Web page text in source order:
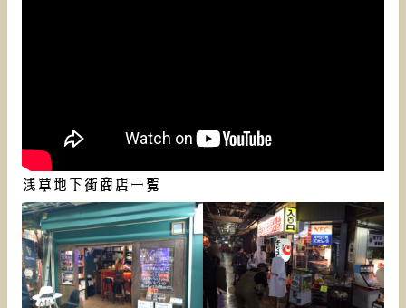
浅草地下街商店一覧